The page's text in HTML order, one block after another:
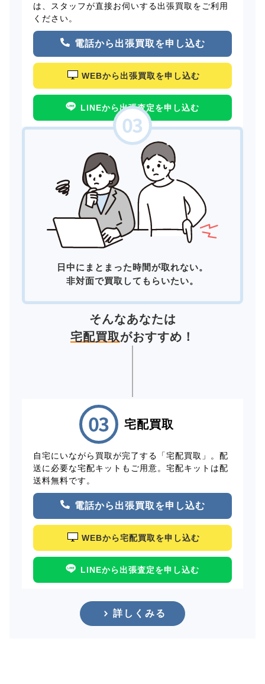
は、スタッフが直接お伺いする出張買取をご利用
ください。
電話から出張買取を申し込む
WEBから出張買取を申し込む
LINEから出張査定を申し込む
日中にまとまった時間が取れない。
非対面で買取してもらいたい。
そんなあなたは
宅配買取がおすすめ！
宅配買取
自宅にいながら買取が完了する「宅配買取」。配
送に必要な宅配キットもご用意。宅配キットは配
送料無料です。
電話から出張買取を申し込む
WEBから宅配買取を申し込む
LINEから出張査定を申し込む
詳しくみる